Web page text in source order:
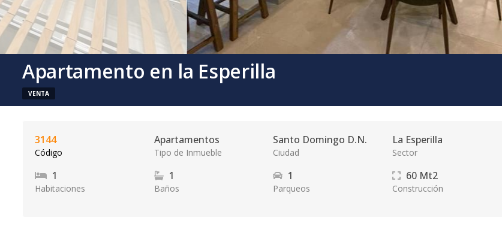
Apartamento en la Esperilla
VENTA
3144
Código
Apartamentos
Tipo de Inmueble
Santo Domingo D.N.
Ciudad
La Esperilla
Sector
1
Habitaciones
1
Baños
1
Parqueos
60 Mt2
Construcción